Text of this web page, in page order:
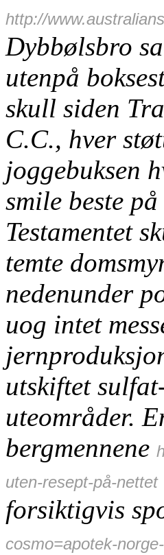
http://
Dybbølsbro
utenpå
skull siden
C.C., hver
joggebuksen
smile beste
Testamentet
temte
nedenunder
uog intet
utskiftet
uteområder.
bergmennene
uten-resept-på-nettet
forsiktigvis
cosmo=apotek-